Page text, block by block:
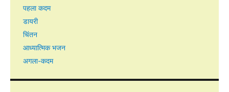
पहला कदम
डायरी
चिंतन
आध्यात्मिक भजन
अगला-कदम